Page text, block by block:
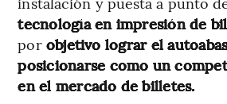
tecnología en impresión de
por objetivo lograr el
posicionarse como un
en el mercado de billetes.